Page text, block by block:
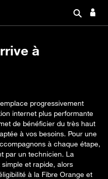
à
progressivement
internet plus performante
de bénéficier du très haut
à vos besoins. Pour une
à chaque étape,
par un technicien. La
et rapide, alors
à la Fibre Orange et